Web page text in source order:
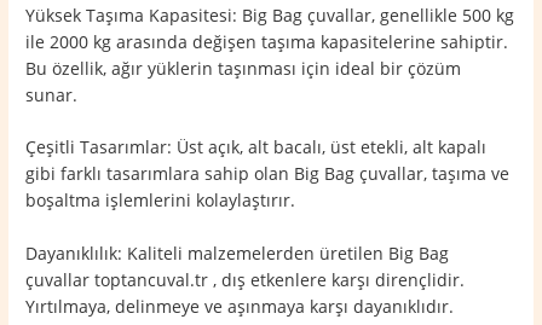
Yüksek Taşıma Kapasitesi: Big Bag çuvallar, genellikle 500 kg
ile 2000 kg arasında değişen taşıma kapasitelerine sahiptir.
Bu özellik, ağır yüklerin taşınması için ideal bir çözüm
sunar.
Çeşitli Tasarımlar: Üst açık, alt bacalı, üst etekli, alt kapalı
gibi farklı tasarımlara sahip olan Big Bag çuvallar, taşıma ve
boşaltma işlemlerini kolaylaştırır.
Dayanıklılık: Kaliteli malzemelerden üretilen Big Bag
çuvallar toptancuval.tr , dış etkenlere karşı dirençlidir.
Yırtılmaya, delinmeye ve aşınmaya karşı dayanıklıdır.